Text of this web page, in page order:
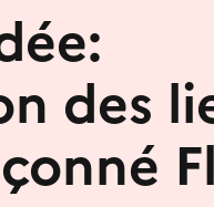
des